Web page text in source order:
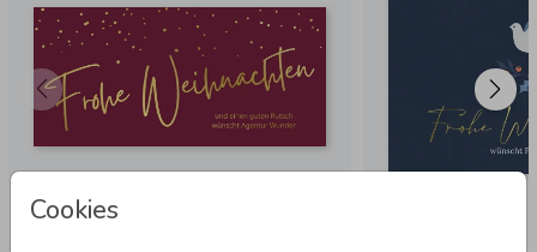
Cookies